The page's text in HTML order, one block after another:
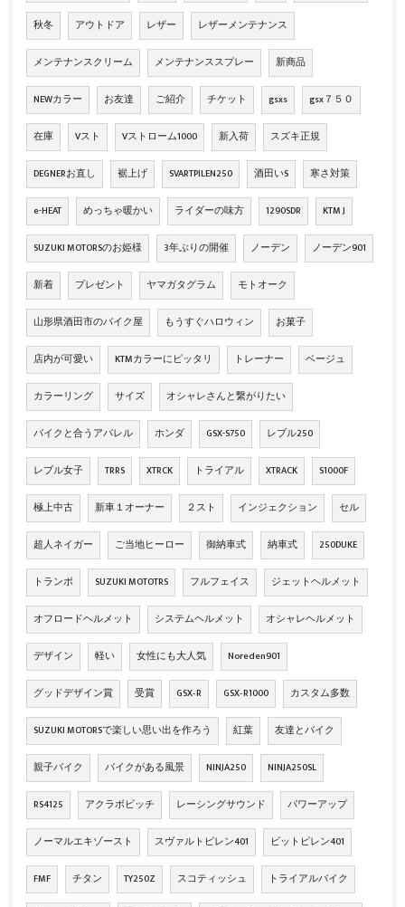
秋冬 アウトドア レザー レザーメンテナンス
メンテナンスクリーム メンテナンススプレー 新商品
NEWカラー お友達 ご紹介 チケット gsxs gsx７５０
在庫 Vスト Vストローム1000 新入荷 スズキ正規
DEGNERお直し 裾上げ SVARTPILEN250 酒田いS 寒さ対策
e-HEAT めっちゃ暖かい ライダーの味方 1290SDR KTM J
SUZUKI MOTORSのお姫様 3年ぶりの開催 ノーデン ノーデン901
新着 プレゼント ヤマガタグラム モトオーク
山形県酒田市のバイク屋 もうすぐハロウィン お菓子
店内が可愛い KTMカラーにピッタリ トレーナー ベージュ
カラーリング サイズ オシャレさんと繋がりたい
バイクと合うアパレル ホンダ GSX-S750 レブル250
レブル女子 TRRS XTRCK トライアル XTRACK S1000F
極上中古 新車１オーナー ２スト インジェクション セル
超人ネイガー ご当地ヒーロー 御納車式 納車式 250DUKE
トランポ SUZUKI MOTOTRS フルフェイス ジェットヘルメット
オフロードヘルメット システムヘルメット オシャレヘルメット
デザイン 軽い 女性にも大人気 Noreden901
グッドデザイン賞 受賞 GSX‐R GSX‐R1000 カスタム多数
SUZUKI MOTORSで楽しい思い出を作ろう 紅葉 友達とバイク
親子バイク バイクがある風景 NINJA250 NINJA250SL
RS4125 アクラボビッチ レーシングサウンド パワーアップ
ノーマルエキゾースト スヴァルトピレン401 ビットピレン401
FMF チタン TY250Z スコティッシュ トライアルバイク